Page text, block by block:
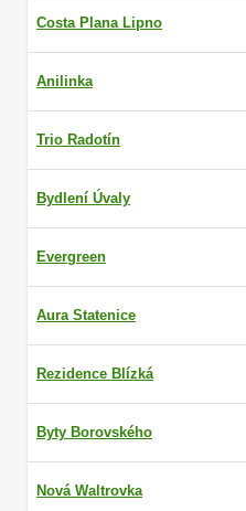
Costa Plana Lipno
Anilinka
Trio Radotín
Bydlení Úvaly
Evergreen
Aura Statenice
Rezidence Blízká
Byty Borovského
Nová Waltrovka